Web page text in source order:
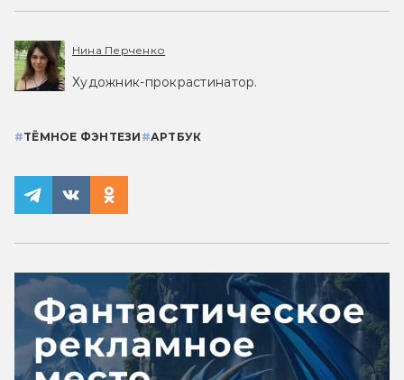
Нина Перченко
Художник-прокрастинатор.
#ТЁМНОЕ ФЭНТЕЗИ #АРТБУК